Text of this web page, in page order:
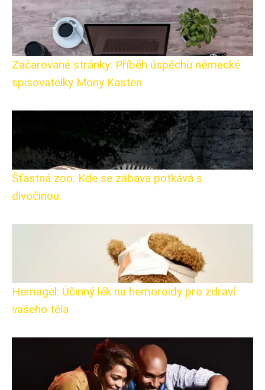
Začarované stránky: Příběh úspěchu německé
spisovatelky Mony Kasten
Šťastná zoo: Kde se zábava potkává s
divočinou.
Hemagel: Účinný lék na hemoroidy pro zdraví
vašeho těla